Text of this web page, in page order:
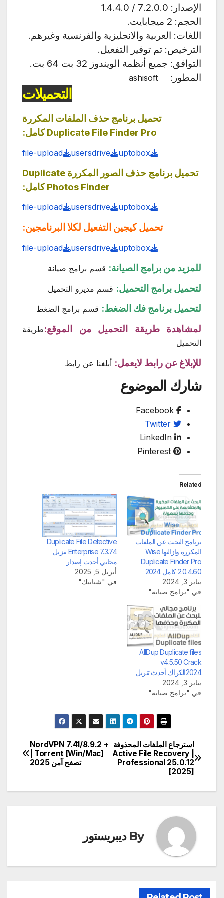
الإصدار: 7.2.0.0 / 1.4.4.0
الحجم: 2 ميجابايت.
اللغات: العربية والانجليزية والفرنسية وغيرهم.
الترخيص: تم توفير التفعيل.
التوافق: جميع أنظمة الويندوز 32 بت 64 بت.
المطور:
ashisoft
التحميلات
تحميل برنامج حذف الملفات المكررة
Duplicate File Finder Pro كامل:
file-upload usersdrive uptobox
تحميل برنامج حذف الصور المكررة Duplicate
Photos Finder كامل:
file-upload usersdrive uptobox
تحميل كيجين التفعيل لكلا البرنامجين:
file-upload usersdrive uptobox
للمزيد من برامج الصيانة: قسم برامج صيانة
لتحميل برامج التحميل: قسم مديرو التحميل
لتحميل برنامج فك الضغط: قسم برامج الضغط
لمشاهدة طريقة التحميل من الموقع:طريقة
التحميل
للإبلاغ عن رابط لايعمل: أبلغنا عن رابط
شارك الموضوع
Related
برنامج البحث عن الملفات
المكرره وازالتها Wise
Duplicate Finder Pro
2.0.4.60 كامل 2024
يناير 3, 2024
في "برامج صيانة"
Duplicate File Detective
Enterprise 7.3.74 تنزيل
مجاني أحدث إصدار
أبريل 5, 2025
في "شبابيك"
AllDup Duplicate files
v4.5.50 Crack
2024الكراك أحدث تنزيل
يناير 3, 2024
في "برامج صيانة"
تصفّح
المقالات
NordVPN 7.41/8.9.2 +
تصفح آمن 2025
استرجاع الملفات المحذوفة
| Active File Recovery
Professional 25.0.12
[2025]
By ديبريستور